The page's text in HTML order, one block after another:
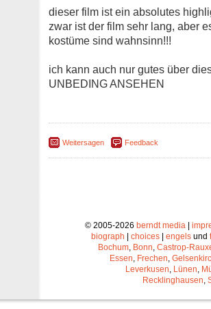
dieser film ist ein absolutes
zwar ist der film sehr lang, aber
kostüme sind wahnsinn!!!
ich kann auch nur gutes über
UNBEDING ANSEHEN
Weitersagen Feedback
© 2005-2026 berndt media|
biograph
choices engels und
Bochum, Bonn, Castrop-
Essen, Frechen,
Leverkusen, Lünen,
Recklinghausen,